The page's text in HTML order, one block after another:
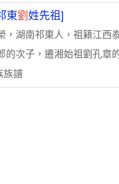
東劉姓先祖]
，湖南祁東人，祖籍江西
的次子，遷湘始祖劉孔章
族譜